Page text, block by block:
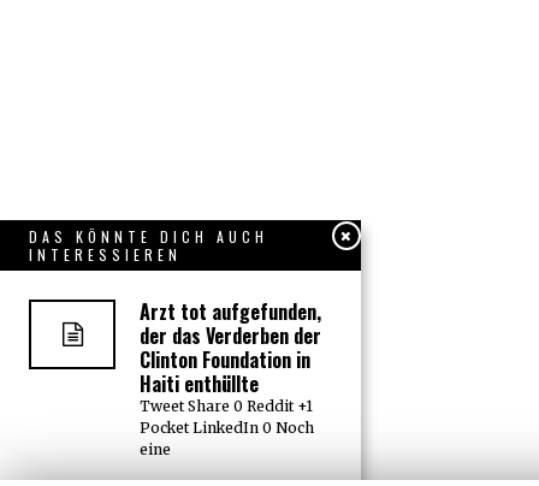
DAS KÖNNTE DICH AUCH
INTERESSIEREN
Arzt tot aufgefunden,
der das Verderben der
Clinton Foundation in
Haiti enthüllte
Tweet Share 0 Reddit +1
Pocket LinkedIn 0 Noch
eine